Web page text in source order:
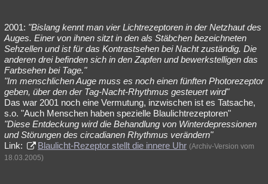
2001: "Bislang kennt man vier Lichtrezeptoren in der Netzhaut des
Auges. Einer von ihnen sitzt in den als Stäbchen bezeichneten
Sehzellen und ist für das Kontrastsehen bei Nacht zuständig. Die
anderen drei befinden sich in den Zapfen und bewerkstelligen das
Farbsehen bei Tage."
"Im menschlichen Auge muss es noch einen fünften Photorezeptor
geben, über den der Tag-Nacht-Rhythmus gesteuert wird"
Das war 2001 noch eine Vermutung, inzwischen ist es Tatsache,
s.o. "Auch Menschen haben spezielle Blaulichtrezeptoren"
"Diese Entdeckung wird die Behandlung von Winterdepressionen
und Störungen des circadianen Rhythmus verändern"
Link:
Blaulicht-Rezeptor stellt die innere Uhr (Archiv-Version vom
18.03.2005)